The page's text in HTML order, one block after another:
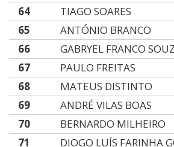
64
TIAGO SOARES
65
ANTÓNIO BRANCO
66
GABRYEL FRANCO
67
PAULO FREITAS
68
MATEUS DISTINTO
69
ANDRÉ VILAS BOAS
70
BERNARDO MILHEIRO
71
DIOGO LUÍS FARINHA